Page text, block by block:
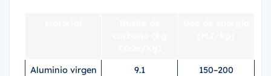
Aluminio virgen 9.1
150–200